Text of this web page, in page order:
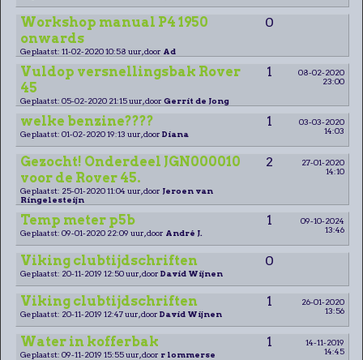
Workshop manual P4 1950
onwards
0
Geplaatst: 11-02-2020 10:58 uur, door Ad
Vuldop versnellingsbak Rover
45
1
08-02-2020
23:00
Geplaatst: 05-02-2020 21:15 uur, door Gerrit de Jong
welke benzine???? 1
03-03-2020
14:03
Geplaatst: 01-02-2020 19:13 uur, door Diana
Gezocht! Onderdeel JGN000010
voor de Rover 45.
2
27-01-2020
14:10
Geplaatst: 25-01-2020 11:04 uur, door Jeroen van
Ringelesteijn
Temp meter p5b 1
09-10-2024
13:46
Geplaatst: 09-01-2020 22:09 uur, door André J.
Viking clubtijdschriften 0
Geplaatst: 20-11-2019 12:50 uur, door David Wijnen
Viking clubtijdschriften 1
26-01-2020
13:56
Geplaatst: 20-11-2019 12:47 uur, door David Wijnen
Water in kofferbak 1
14-11-2019
14:45
Geplaatst: 09-11-2019 15:55 uur, door r lommerse